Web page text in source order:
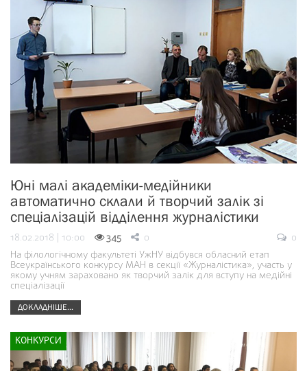
Юні малі академіки-медійники
автоматично склали й творчий залік зі
спеціалізацій відділення журналістики
18.02.2018 | 10:00 345 0
0
На філологічному факультеті УжНУ відбувся обласний етап
Всеукраїнського конкурсу МАН в секції «Журналістика», участь у
якому учням зараховано як творчий залік для вступу на медійні
спеціалізації
ДОКЛАДНІШЕ...
КОНКУРСИ